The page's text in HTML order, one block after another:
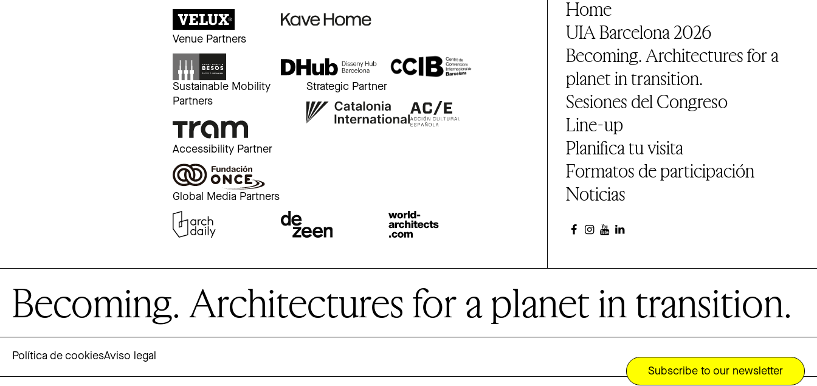
Venue Partners
Sustainable Mobility
Partners
Strategic Partner
Accessibility Partner
Global Media Partners
Home
UIA Barcelona 2026
Becoming. Architectures for a
planet in transition.
Sesiones del Congreso
Line-up
Planifica tu visita
Formatos de participación
Noticias
Becoming. Architectures for a planet in transition.
Política de cookiesAviso legal
Subscribe to our newsletter